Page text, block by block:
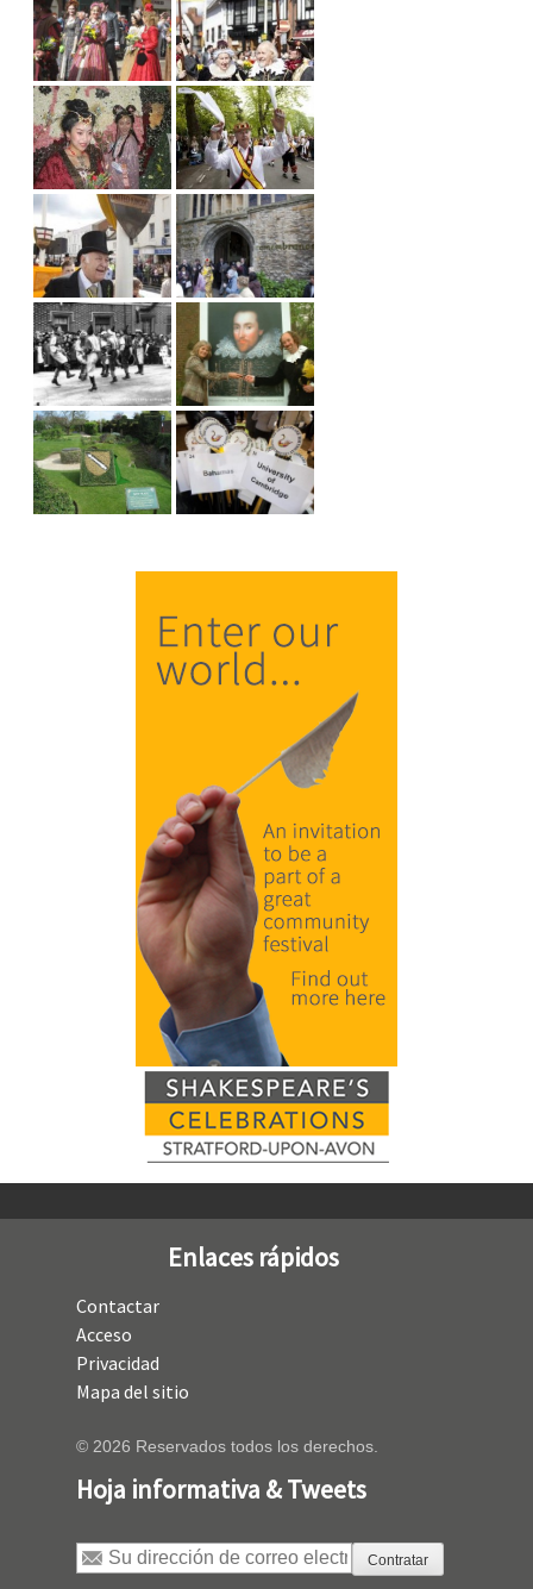
Enlaces rápidos
Contactar
Acceso
Privacidad
Mapa del sitio
© 2026 Reservados todos los derechos.
Hoja informativa & Tweets